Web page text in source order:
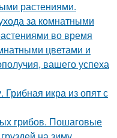
растениями.
за комнатными
во время
цветами и
вашего успеха
Грибная икра из опят с
грибов. Пошаговые